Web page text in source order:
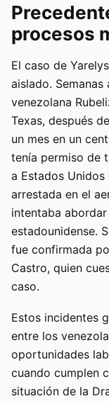
procesos
El caso de
aislado. Semanas
venezolana
Texas, después
un mes en un
tenía permiso de
a Estados Unidos
arrestada en el
intentaba
estadounidense.
fue confirmada
Castro, quien
caso.
Estos incidentes
entre los
oportunidades
cuando cumplen
situación de la